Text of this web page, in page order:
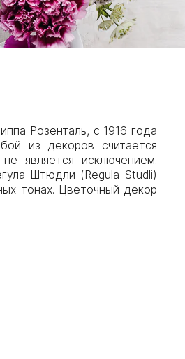
Розенталь, с 1916 года
из декоров считается
является исключением.
Штюдли (Regula Stüdli)
тонах. Цветочный декор